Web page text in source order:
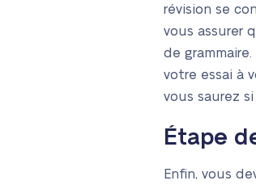
révision se
vous assurer
de
votre essai à
vous saurez
Étape
Enfin, vous